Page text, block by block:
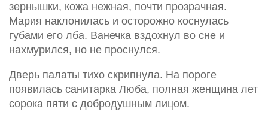
зернышки, кожа нежная, почти прозрачная.
Мария наклонилась и осторожно коснулась
губами его лба. Ванечка вздохнул во сне и
нахмурился, но не проснулся.
Дверь палаты тихо скрипнула. На пороге
появилась санитарка Люба, полная женщина лет
сорока пяти с добродушным лицом.